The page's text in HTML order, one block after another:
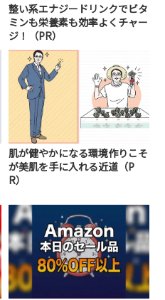
整い系エナジードリンクでビタ
ミンも栄養素も効率よくチャー
ジ！（PR）
肌が健やかになる環境作りこそ
が美肌を手に入れる近道（P
R）